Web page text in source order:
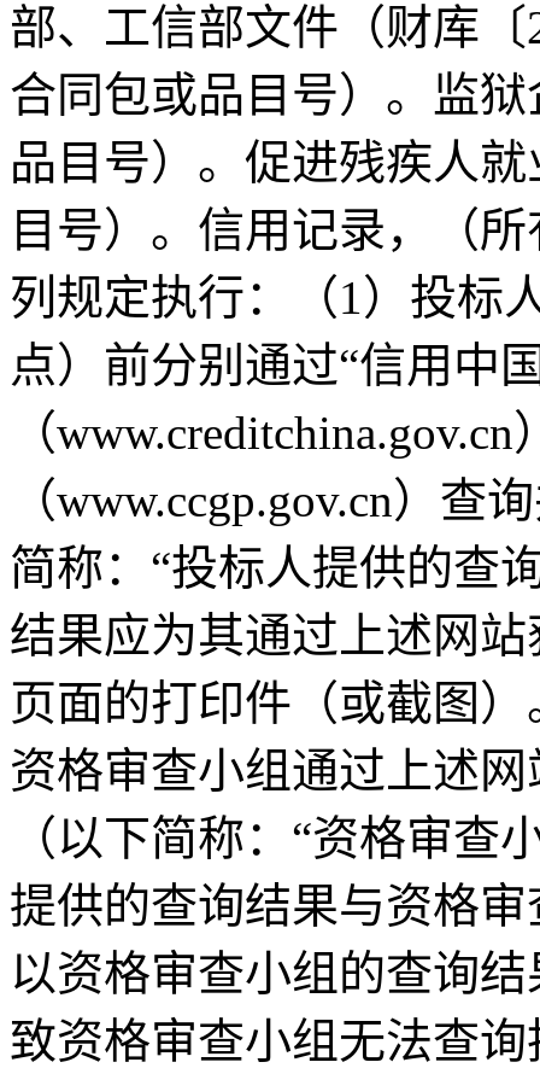
部、工信部文件（财库
合同包或品目号）。监
品目号）。促进残疾人
目号）。信用记录，（
列规定执行：（1）投标
点）前分别通过“信用中
（
（www.ccgp.gov.cn）查
简称：“投标人提供的查
结果应为其通过上述网
页面的打印件（或截图
资格审查小组通过上述
（以下简称：“资格审
提供的查询结果与资格
以资格审查小组的查询
致资格审查小组无法查